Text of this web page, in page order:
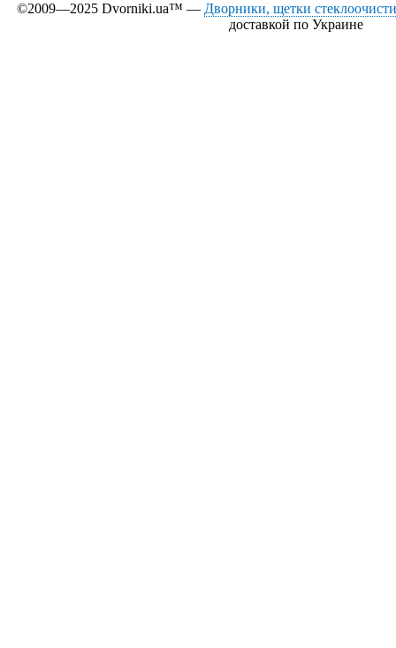
©2009—2025 Dvorniki.ua™ — Дворники, щетки
доставкой по Украине